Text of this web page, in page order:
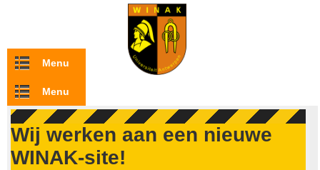
Overslaan en naar de inhoud gaan
Menu
Menu
Wij werken aan een nieuwe
WINAK-site!